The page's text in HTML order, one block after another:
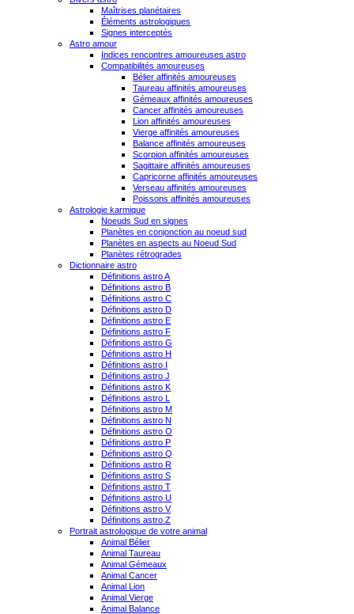
Maîtrises planétaires
Éléments astrologiques
Signes interceptés
Astro amour
Indices rencontres amoureuses astro
Compatibilités amoureuses
Bélier affinités amoureuses
Taureau affinités amoureuses
Gémeaux affinités amoureuses
Cancer affinités amoureuses
Lion affinités amoureuses
Vierge affinités amoureuses
Balance affinités amoureuses
Scorpion affinités amoureuses
Sagittaire affinités amoureuses
Capricorne affinités amoureuses
Verseau affinités amoureuses
Poissons affinités amoureuses
Astrologie karmique
Noeuds Sud en signes
Planètes en conjonction au noeud sud
Planètes en aspects au Noeud Sud
Planètes rétrogrades
Dictionnaire astro
Définitions astro A
Définitions astro B
Définitions astro C
Définitions astro D
Définitions astro E
Définitions astro F
Définitions astro G
Définitions astro H
Définitions astro I
Définitions astro J
Définitions astro K
Définitions astro L
Définitions astro M
Définitions astro N
Définitions astro O
Définitions astro P
Définitions astro Q
Définitions astro R
Définitions astro S
Définitions astro T
Définitions astro U
Définitions astro V
Définitions astro Z
Portrait astrologique de votre animal
Animal Bélier
Animal Taureau
Animal Gémeaux
Animal Cancer
Animal Lion
Animal Vierge
Animal Balance